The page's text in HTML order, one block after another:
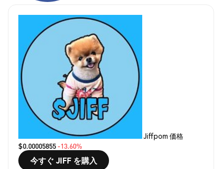
Jiffpom 価格
$0.00005855 -13.60%
今すぐ JIFF を購入